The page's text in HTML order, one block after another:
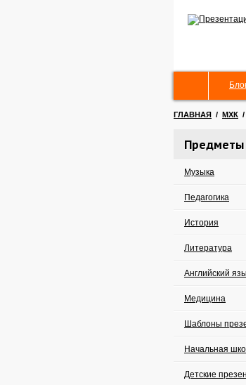
ГЛАВНАЯ / МХК /
Предметы
Музыка
Педагогика
История
Литература
Английский
Медицина
Шаблоны
Начальная
Детские